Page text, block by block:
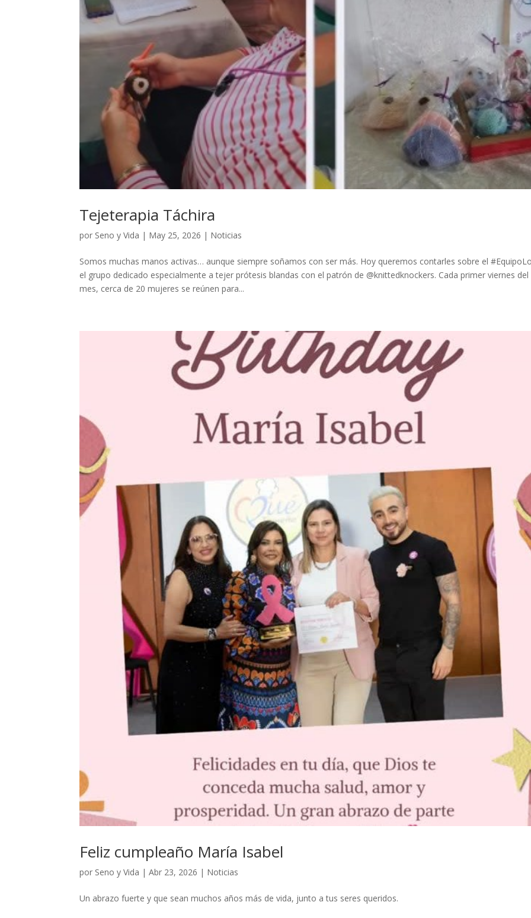
Tejeterapia Táchira
por Seno y Vida | May 25, 2026 | Noticias
Somos muchas manos activas… aunque siempre soñamos con ser más. Hoy queremos contarles sobre el
el grupo dedicado especialmente a tejer prótesis blandas con el patrón de @knittedknockers. Cada primer viernes del
mes, cerca de 20 mujeres se reúnen para...
Feliz cumpleaño María Isabel
por Seno y Vida |Abr 23, 2026 | Noticias
Un abrazo fuerte y que sean muchos años más de vida, junto a tus seres queridos.